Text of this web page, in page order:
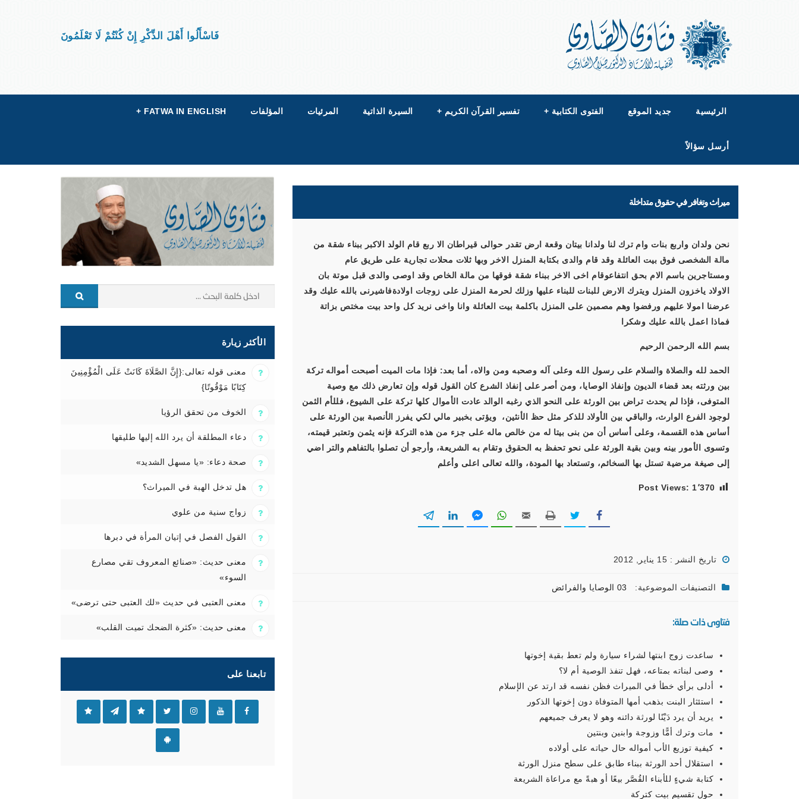
فَاسْأَلُوا أَهْلَ الذِّكْرِ إِنْ كُنْتُمْ لَا تَعْلَمُونَ
الرئيسية جديد الموقع الفتوى الكتابية + تفسير القرآن الكريم + السيرة الذاتية المرئيات المؤلفات FATWA IN ENGLISH
+
أرسل سؤالاً
ميراث وتغافر في حقوق متداخلة
نحن ولدان واربع بنات وام ترك لنا ولدانا بيتان وقعة ارض تقدر حوالى قيراطان الا ربع قام الولد الاكبر ببناء شقة من
مالة الشخصى فوق بيت العائلة وقد قام والدى بكتابة المنزل الاخر وبها ثلات محلات تجارية على طريق عام
ومستاجرين باسم الام بحق انتفاعوقام اخى الاخر ببناء شقة فوقها من مالة الخاص وقد اوصى والدى قبل موتة بان
الاولاد ياخزون المنزل ويترك الارض للبنات للبناء عليها وزلك لحرمة المنزل على زوجات اولادةفاشيرنى بالله عليك وقد
عرضنا امولا عليهم ورفضوا وهم مصمين على المنزل باكلمة بيت العائلة وانا واخى نريد كل واحد بيت مختص بزاتة
فماذا اعمل بالله عليك وشكرا
بسم الله الرحمن الرحيم
الحمد لله والصلاة والسلام على رسول الله وعلى آله وصحبه ومن والاه، أما بعد: فإذا مات الميت أصبحت أمواله تركة
بين ورثته بعد قضاء الديون وإنفاذ الوصايا، ومن أصر على إنفاذ الشرع كان القول قوله وإن تعارض ذلك مع وصية
المتوفى، فإذا لم يحدث تراض بين الورثة على النحو الذي رغبه الوالد عادت الأموال كلها تركة على الشيوع، فللأم الثمن
لوجود الفرع الوارث، والباقي بين الأولاد للذكر مثل حظ الأنثين، ويؤتى بخبير مالي لكي يفرز الأنصبة بين الورثة على
أساس هذه القسمة، وعلى أساس أن من بنى بيتا له من خالص ماله على جزء من هذه التركة فإنه يثمن وتعتبر قيمته،
وتسوى الأمور بينه وبين بقية الورثة على نحو تحفظ به الحقوق وتقام به الشريعة، وأرجو أن تصلوا بالتفاهم والتر اضي
إلى صيغة مرضية تستل بها السخائم، وتستعاد بها المودة، والله تعالى اعلى وأعلم
Post Views: 1٬370
تاريخ النشر : 15 يناير, 2012
التصنيفات الموضوعية: 03 الوصايا والفرائض
فتاوى ذات صلة:
ساعدت زوج ابنتها لشراء سيارة ولم تعط بقية إخوتها
وصى لبناته بمتاعه، فهل تنفذ الوصية أم لا؟
أدلى برأي خطأ في الميراث فظن نفسه قد ارتد عن الإسلام
استئثار البنت بذهب أمها المتوفاة دون إخوتها الذكور
يريد أن يرد دَيْنًا لورثة دائنه وهو لا يعرف جميعهم
مات وترك أمًّا وزوجة وابنين وبنتين
كيفية توزيع الأب أمواله حال حياته على أولاده
استقلال أحد الورثة ببناء طابق على سطح منزل الورثة
كتابة شيءٍ للأبناء القُصَّر بيعًا أو هبةً مع مراعاة الشريعة
حول تقسيم بيت كتركة
الأكثر زيارة
معنى قوله تعالى:{إِنَّ الصَّلَاةَ كَانَتْ عَلَى الْمُؤْمِنِينَ
كِتَابًا مَوْقُوتًا}
الخوف من تحقق الرؤيا
دعاء المطلقة أن يرد الله إليها طليقها
صحة دعاء: «يا مسهل الشديد»
هل تدخل الهبة في الميراث؟
زواج سنية من علوي
القول الفصل في إتيان المرأة في دبرها
معنى حديث: «صنائع المعروف تقي مصارع
السوء»
معنى العتبى في حديث «لك العتبى حتى ترضى»
معنى حديث: «كثرة الضحك تميت القلب»
تابعنا على